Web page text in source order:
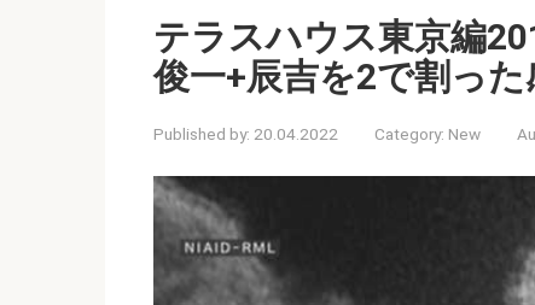
テラスハウス東京編
俊一+辰吉を2で割った
Published by: 20.04.2022 Category: New